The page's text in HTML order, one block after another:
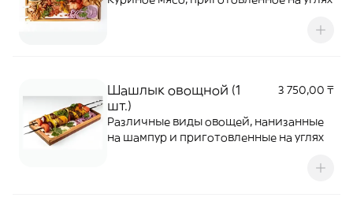
Шашлык овощной (1
шт.)
3 750,00 ₸
Различные виды овощей, нанизанные
на шампур и приготовленные на углях